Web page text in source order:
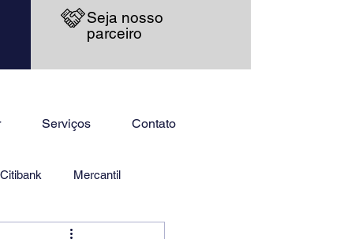
Seja nosso
parceiro
Serviços Contato
Citibank Mercantil